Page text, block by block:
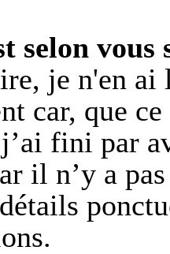
selon
je n'en ai
car, que
fini par
il n’y a